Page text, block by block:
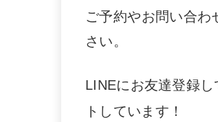
ご予約やお問い合
さい。
LINEにお友達登録
トしています！